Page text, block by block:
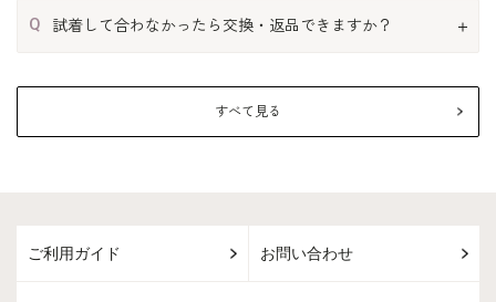
Q 試着して合わなかったら交換・返品できますか？
すべて見る
ご利用ガイド お問い合わせ